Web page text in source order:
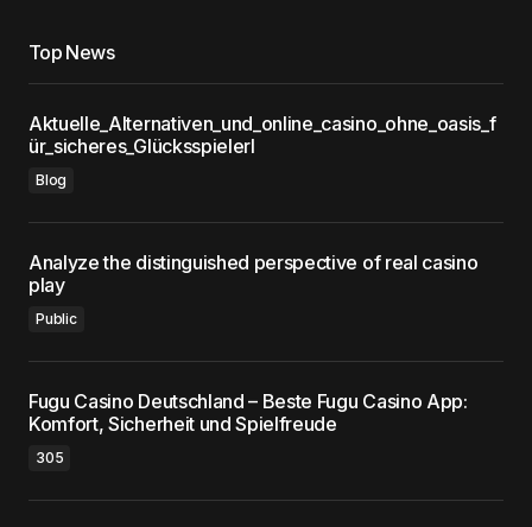
Top News
Aktuelle_Alternativen_und_online_casino_ohne_oasis_f
ür_sicheres_Glücksspielerl
Blog
Analyze the distinguished perspective of real casino
play
Public
Fugu Casino Deutschland – Beste Fugu Casino App:
Komfort, Sicherheit und Spielfreude
305